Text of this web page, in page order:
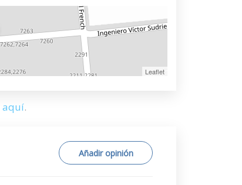
Leaflet
aquí.
Añadir opinión